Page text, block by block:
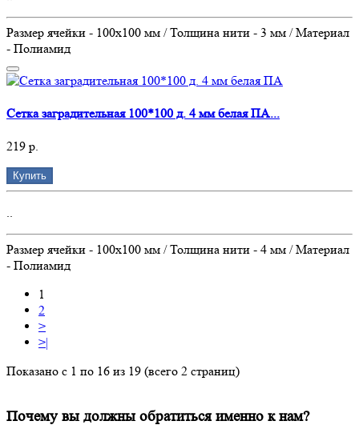
Размер ячейки - 100х100 мм / Толщина нити - 3 мм / Материал
- Полиамид
Сетка заградительная 100*100 д. 4 мм белая ПА...
219 р.
Купить
..
Размер ячейки - 100х100 мм / Толщина нити - 4 мм / Материал
- Полиамид
1
2
>
>|
Показано с 1 по 16 из 19 (всего 2 страниц)
Почему вы должны обратиться именно к нам?